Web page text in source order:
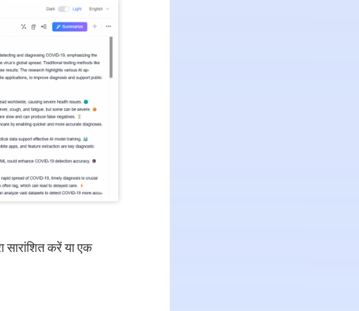
सारांशित करें या एक